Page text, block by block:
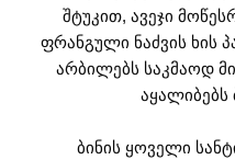
შტუკით, ავეჯი
ფრანგული ნაძვის ხის
არბილებს საკმაოდ
აყალიბებს
ბინის ყოველი